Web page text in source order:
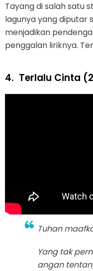
Tayang di salah satu
lagunya yang diputar
menjadikan
penggalan liriknya.
4. Terlalu Cinta
Tuhan
Yang tak
angan